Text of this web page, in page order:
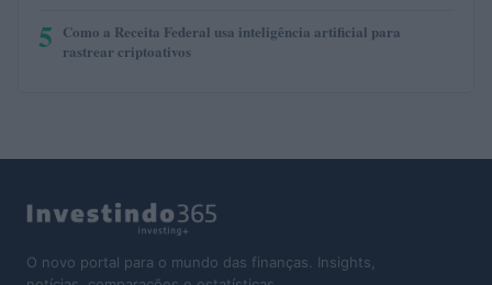
5 Como a Receita Federal usa inteligência artificial para
rastrear criptoativos
O novo portal para o mundo das finanças. Insights,